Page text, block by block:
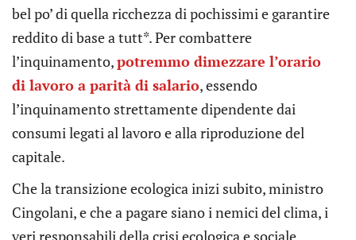
bel po’ di quella ricchezza di pochissimi e garantire
reddito di base a tutt*. Per combattere
l’inquinamento,potremmo dimezzare l’orario
di lavoro a parità di salario, essendo
l’inquinamento strettamente dipendente dai
consumi legati al lavoro e alla riproduzione del
capitale.
Che la transizione ecologica inizi subito, ministro
Cingolani, e che a pagare siano i nemici del clima, i
veri responsabili della crisi ecologica e sociale,